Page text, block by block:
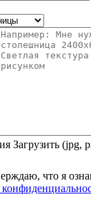
Загрузить (jpg,
что я